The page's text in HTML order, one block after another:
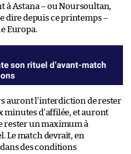
à Astana – ou Noursoultan,
dire depuis ce printemps –
Europa.
son rituel d’avant-match
auront l’interdiction de rester
minutes d’affilée, et auront
rester un maximum à
Le match devrait, en
des conditions